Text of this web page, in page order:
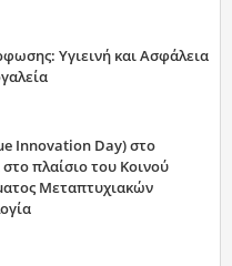
Υγιεινή και Ασφάλεια
Innovation Day) στο
πλαίσιο του Κοινού
Μεταπτυχιακών